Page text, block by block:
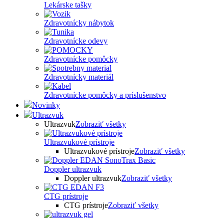
Lekárske tašky
Zdravotnícky nábytok
Zdravotnícke odevy
Zdravotnícke pomôcky
Zdravotnícky materiál
Zdravotnícke pomôcky a príslušenstvo
Novinky
Ultrazvuk
UltrazvukZobraziť všetky
Ultrazvukové prístroje
Ultrazvukové prístrojeZobraziť všetky
Doppler ultrazvuk
Doppler ultrazvukZobraziť všetky
CTG prístroje
CTG prístrojeZobraziť všetky